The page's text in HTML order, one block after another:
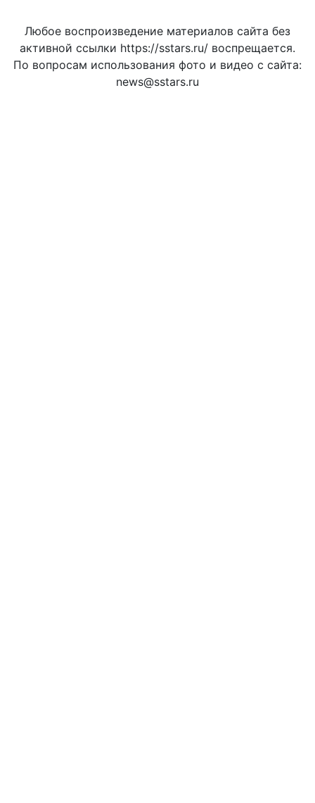
Любое воспроизведение материалов сайта без
активной ссылки https://sstars.ru/ воспрещается.
По вопросам использования фото и видео с сайта:
news@sstars.ru